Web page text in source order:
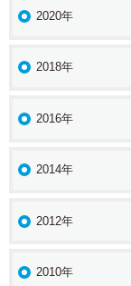
2020年
2018年
2016年
2014年
2012年
2010年